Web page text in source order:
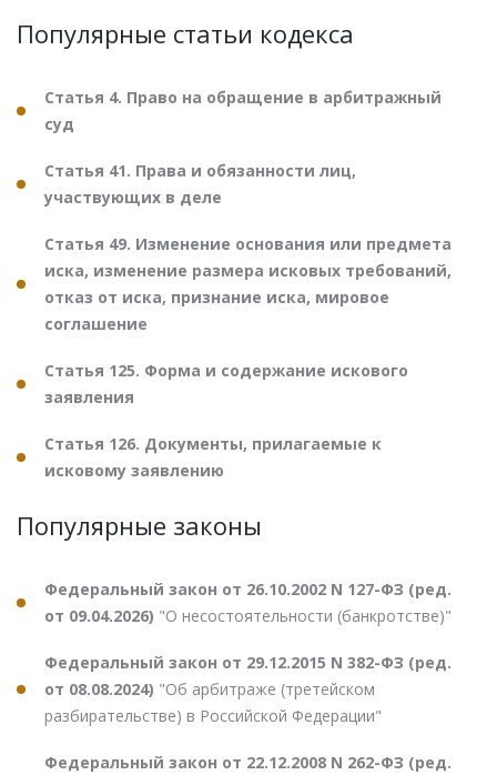
Популярные статьи кодекса
Статья 4. Право на обращение в арбитражный
суд
Статья 41. Права и обязанности лиц,
участвующих в деле
Статья 49. Изменение основания или предмета
иска, изменение размера исковых требований,
отказ от иска, признание иска, мировое
соглашение
Статья 125. Форма и содержание искового
заявления
Статья 126. Документы, прилагаемые к
исковому заявлению
Популярные законы
Федеральный закон от 26.10.2002 N 127-ФЗ (ред.
от 09.04.2026) "О несостоятельности (банкротстве)"
Федеральный закон от 29.12.2015 N 382-ФЗ (ред.
от 08.08.2024) "Об арбитраже (третейском
разбирательстве) в Российской Федерации"
Федеральный закон от 22.12.2008 N 262-ФЗ (ред.